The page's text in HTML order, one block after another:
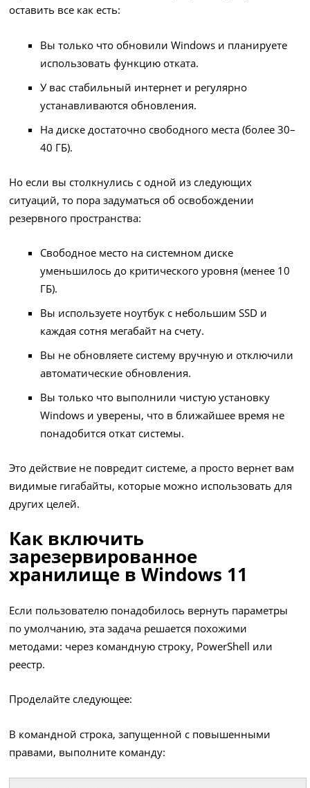
оставить все как есть:
Вы только что обновили Windows и планируете
использовать функцию отката.
У вас стабильный интернет и регулярно
устанавливаются обновления.
На диске достаточно свободного места (более 30–
40 ГБ).
Но если вы столкнулись с одной из следующих
ситуаций, то пора задуматься об освобождении
резервного пространства:
Свободное место на системном диске
уменьшилось до критического уровня (менее 10
ГБ).
Вы используете ноутбук с небольшим SSD и
каждая сотня мегабайт на счету.
Вы не обновляете систему вручную и отключили
автоматические обновления.
Вы только что выполнили чистую установку
Windows и уверены, что в ближайшее время не
понадобится откат системы.
Это действие не повредит системе, а просто вернет вам
видимые гигабайты, которые можно использовать для
других целей.
Как включить
зарезервированное
хранилище в Windows 11
Если пользователю понадобилось вернуть параметры
по умолчанию, эта задача решается похожими
методами: через командную строку, PowerShell или
реестр.
Проделайте следующее:
В командной строка, запущенной с повышенными
правами, выполните команду: